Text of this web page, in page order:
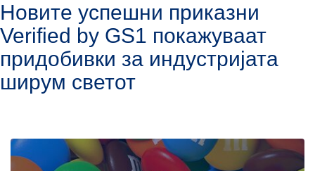
Новите успешни приказни
Verified by GS1 покажуваат
придобивки за индустријата
ширум светот